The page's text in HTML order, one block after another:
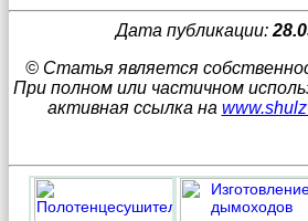
Дата публикации:
© Статья является
При полном или частичном
активная ссылка на